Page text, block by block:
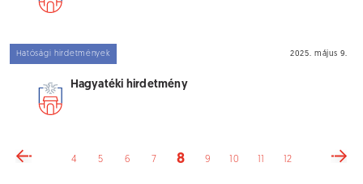
Hatósági hirdetmények 2025. május 9.
Hagyatéki hirdetmény
4 5 6 7 8 9 10 12